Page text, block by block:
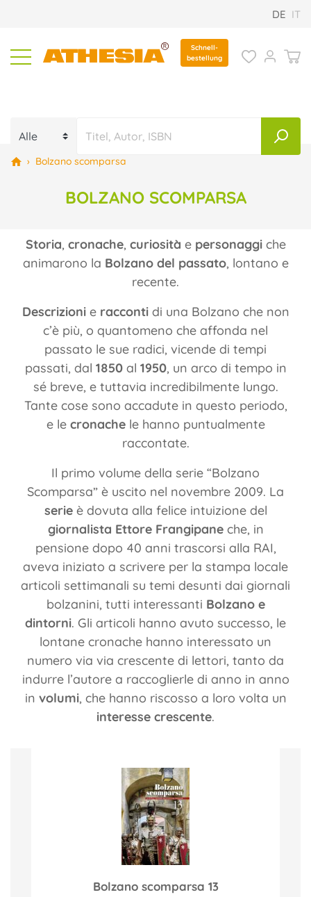
DE IT
Schnell-
bestellung
› Bolzano scomparsa
BOLZANO SCOMPARSA
Storia, cronache, curiosità e personaggi che
animarono la Bolzano del passato, lontano e
recente.
Descrizioni e racconti di una Bolzano che non
c’è più, o quantomeno che affonda nel
passato le sue radici, vicende di tempi
passati, dal 1850 al 1950, un arco di tempo in
sé breve, e tuttavia incredibilmente lungo.
Tante cose sono accadute in questo periodo,
e le cronache le hanno puntualmente
raccontate.
Il primo volume della serie “Bolzano
Scomparsa” è uscito nel novembre 2009. La
serie è dovuta alla felice intuizione del
giornalista Ettore Frangipaneche, in
pensione dopo 40 anni trascorsi alla RAI,
aveva iniziato a scrivere per la stampa locale
articoli settimanali su temi desunti dai giornali
bolzanini, tutti interessanti Bolzano e
dintorni. Gli articoli hanno avuto successo, le
lontane cronache hanno interessato un
numero via via crescente di lettori, tanto da
indurre l’autore a raccoglierle di anno in anno
in volumi, che hanno riscosso a loro volta un
interesse crescente.
Bolzano scomparsa 13